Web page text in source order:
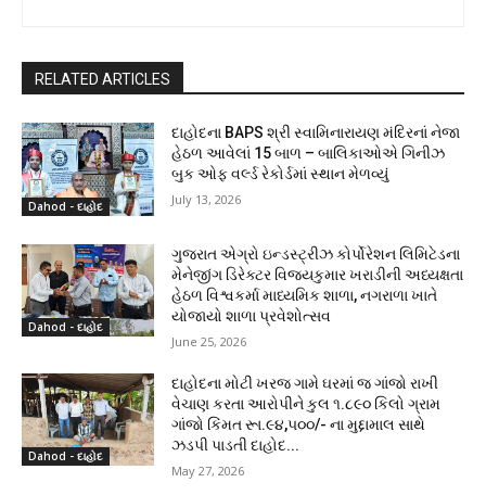
RELATED ARTICLES
Dahod - દાહોદ
દાહોદના BAPS શ્રી સ્વામિનારાયણ મંદિરનાં નેજા
હેઠળ આવેલાં 15 બાળ – બાલિકાઓએ ગિનીઝ
બુક ઓફ વર્લ્ડ રેકોર્ડમાં સ્થાન મેળવ્યું
July 13, 2026
Dahod - દાહોદ
ગુજરાત એગ્રો ઇન્ડસ્ટ્રીઝ કોર્પોરેશન લિમિટેડના
મેનેજીંગ ડિરેક્ટર વિજયકુમાર ખરાડીની અધ્યક્ષતા
હેઠળ વિશ્વકર્મા માધ્યમિક શાળા, નગરાળા ખાતે
યોજાયો શાળા પ્રવેશોત્સવ
June 25, 2026
Dahod - દાહોદ
દાહોદના મોટી ખરજ ગામે ઘરમાં જ ગાંજો રાખી
વેચાણ કરતા આરોપીને કુલ ૧.૮૯૦ કિલો ગ્રામ
ગાંજો કિંમત રૂા.૯૪,૫૦૦/- ના મુદ્દામાલ સાથે
ઝડપી પાડતી દાહોદ...
May 27, 2026